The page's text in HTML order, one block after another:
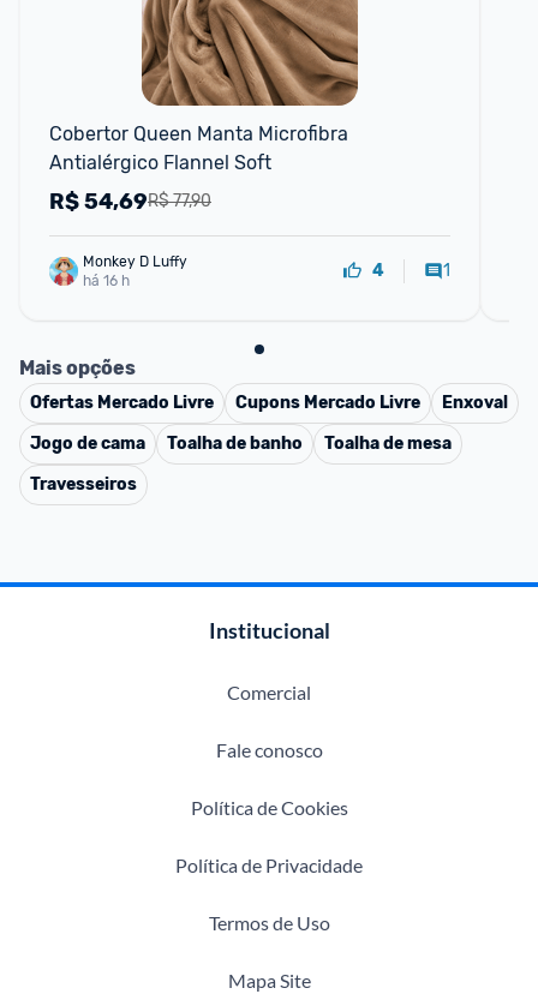
Cobertor Queen Manta Microfibra
Antialérgico Flannel Soft
R$ 77,90
R$54,69
Monkey D Luffy
há 16 h
4 1
Mais opções
Ofertas Mercado Livre Cupons Mercado Livre
Enxoval
Jogo de cama
Toalha de banho
Toalha de mesa
Travesseiros
Institucional
Comercial
Fale conosco
Política de Cookies
Política de Privacidade
Termos de Uso
Mapa Site